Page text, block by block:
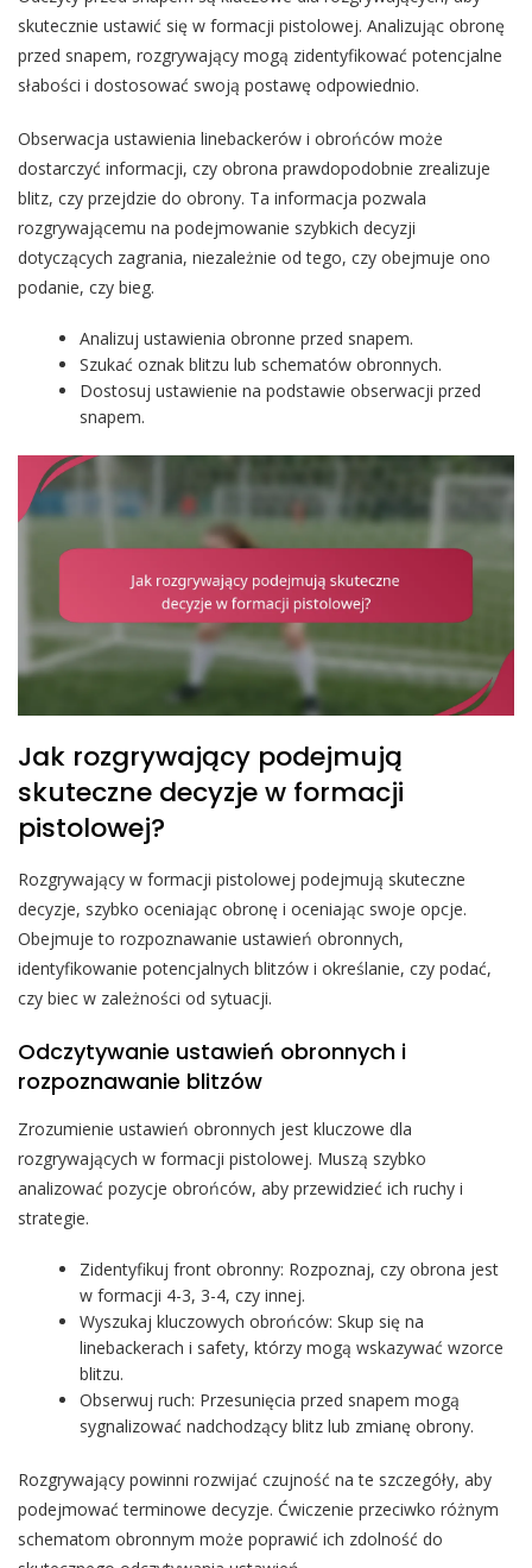
skutecznie ustawić się w formacji pistolowej. Analizując obronę
przed snapem, rozgrywający mogą zidentyfikować potencjalne
słabości i dostosować swoją postawę odpowiednio.
Obserwacja ustawienia linebackerów i obrońców może
dostarczyć informacji, czy obrona prawdopodobnie zrealizuje
blitz, czy przejdzie do obrony. Ta informacja pozwala
rozgrywającemu na podejmowanie szybkich decyzji
dotyczących zagrania, niezależnie od tego, czy obejmuje ono
podanie, czy bieg.
Analizuj ustawienia obronne przed snapem.
Szukać oznak blitzu lub schematów obronnych.
Dostosuj ustawienie na podstawie obserwacji przed
snapem.
Jak rozgrywający podejmują
skuteczne decyzje w formacji
pistolowej?
Rozgrywający w formacji pistolowej podejmują skuteczne
decyzje, szybko oceniając obronę i oceniając swoje opcje.
Obejmuje to rozpoznawanie ustawień obronnych,
identyfikowanie potencjalnych blitzów i określanie, czy podać,
czy biec w zależności od sytuacji.
Odczytywanie ustawień obronnych i
rozpoznawanie blitzów
Zrozumienie ustawień obronnych jest kluczowe dla
rozgrywających w formacji pistolowej. Muszą szybko
analizować pozycje obrońców, aby przewidzieć ich ruchy i
strategie.
Zidentyfikuj front obronny: Rozpoznaj, czy obrona jest
w formacji 4-3, 3-4, czy innej.
Wyszukaj kluczowych obrońców: Skup się na
linebackerach i safety, którzy mogą wskazywać wzorce
blitzu.
Obserwuj ruch: Przesunięcia przed snapem mogą
sygnalizować nadchodzący blitz lub zmianę obrony.
Rozgrywający powinni rozwijać czujność na te szczegóły, aby
podejmować terminowe decyzje. Ćwiczenie przeciwko różnym
schematom obronnym może poprawić ich zdolność do